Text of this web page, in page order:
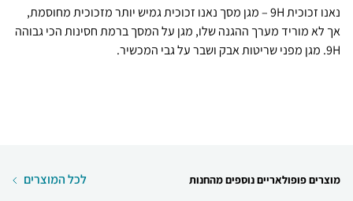
נאנו זכוכית 9H – מגן מסך נאנו זכוכית גמיש יותר מזכוכית מחוסמת,
אך לא מוריד מערך ההגנה שלו, מגן על המסך ברמת חסינות הכי גבוהה
9H. מגן מפני שריטות אבק ושבר על גבי המכשיר.
מוצרים פופולאריים נוספים מהחנות לכל המוצרים